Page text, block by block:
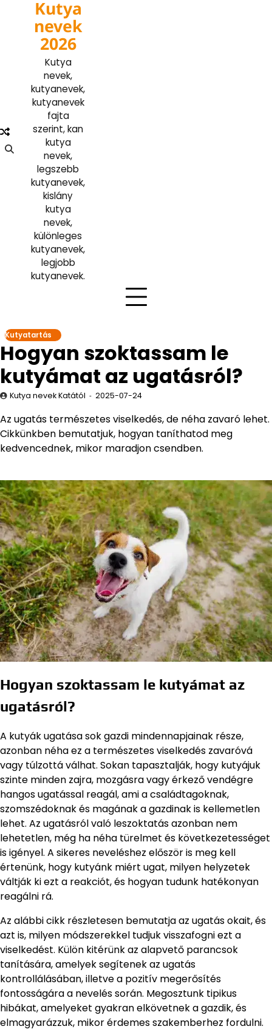
content
Kutya
nevek
2026
Kutya
nevek,
kutyanevek,
kutyanevek
fajta
szerint, kan
kutya
nevek,
legszebb
kutyanevek,
kislány
kutya
nevek,
különleges
kutyanevek,
legjobb
kutyanevek.
Kutyatartás
Hogyan szoktassam le
kutyámat az ugatásról?
Kutya nevek Katától 2025-07-24
Az ugatás természetes viselkedés, de néha zavaró lehet.
Cikkünkben bemutatjuk, hogyan taníthatod meg
kedvencednek, mikor maradjon csendben.
Hogyan szoktassam le kutyámat az
ugatásról?
A kutyák ugatása sok gazdi mindennapjainak része,
azonban néha ez a természetes viselkedés zavaróvá
vagy túlzottá válhat. Sokan tapasztalják, hogy kutyájuk
szinte minden zajra, mozgásra vagy érkező vendégre
hangos ugatással reagál, ami a családtagoknak,
szomszédoknak és magának a gazdinak is kellemetlen
lehet. Az ugatásról való leszoktatás azonban nem
lehetetlen, még ha néha türelmet és következetességet
is igényel. A sikeres neveléshez először is meg kell
értenünk, hogy kutyánk miért ugat, milyen helyzetek
váltják ki ezt a reakciót, és hogyan tudunk hatékonyan
reagálni rá.
Az alábbi cikk részletesen bemutatja az ugatás okait, és
azt is, milyen módszerekkel tudjuk visszafogni ezt a
viselkedést. Külön kitérünk az alapvető parancsok
tanítására, amelyek segítenek az ugatás
kontrollálásában, illetve a pozitív megerősítés
fontosságára a nevelés során. Megosztunk tipikus
hibákat, amelyeket gyakran elkövetnek a gazdik, és
elmagyarázzuk, mikor érdemes szakemberhez fordulni.